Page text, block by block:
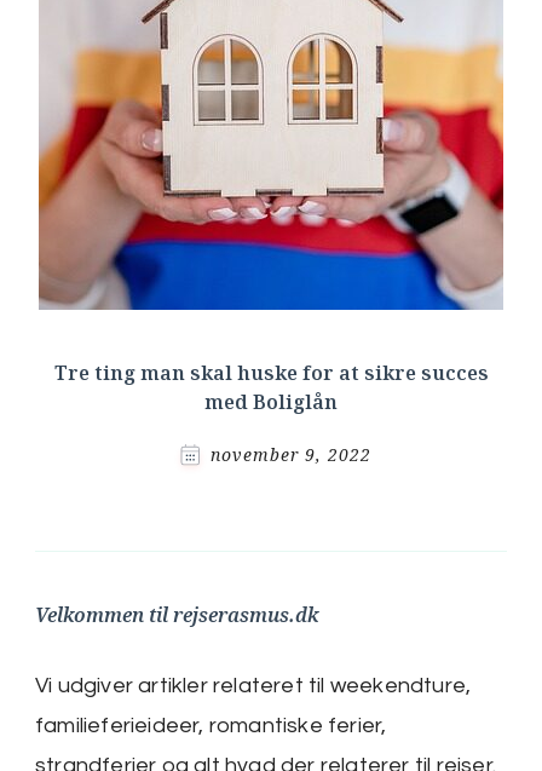
Tre ting man skal huske for at sikre succes
med Boliglån
november 9, 2022
Velkommen til rejserasmus.dk
Vi udgiver artikler relateret til weekendture,
familieferieideer, romantiske ferier,
strandferier og alt hvad der relaterer til rejser.